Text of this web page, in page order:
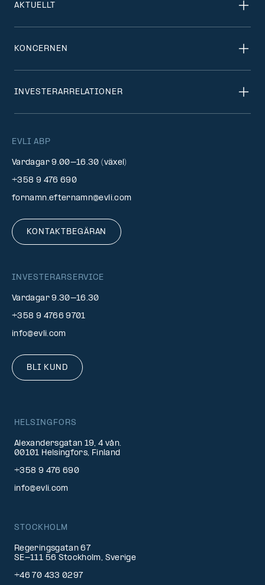
EVLI ABP
Vardagar 9.00–16.30 (växel)
+358 9 476 690
fornamn.efternamn@evli.com
KONTAKTBEGÄRAN
INVESTERARSERVICE
Vardagar 9.30–16.30
+358 9 4766 9701
info@evli.com
BLI KUND
AKTUELLT
KONCERNEN
INVESTERARRELATIONER
HELSINGFORS
Alexandersgatan 19, 4 vån.
00101 Helsingfors, Finland
+358 9 476 690
info@evli.com
STOCKHOLM
Regeringsgatan 67
SE-111 56 Stockholm, Sverige
+46 70 433 0297